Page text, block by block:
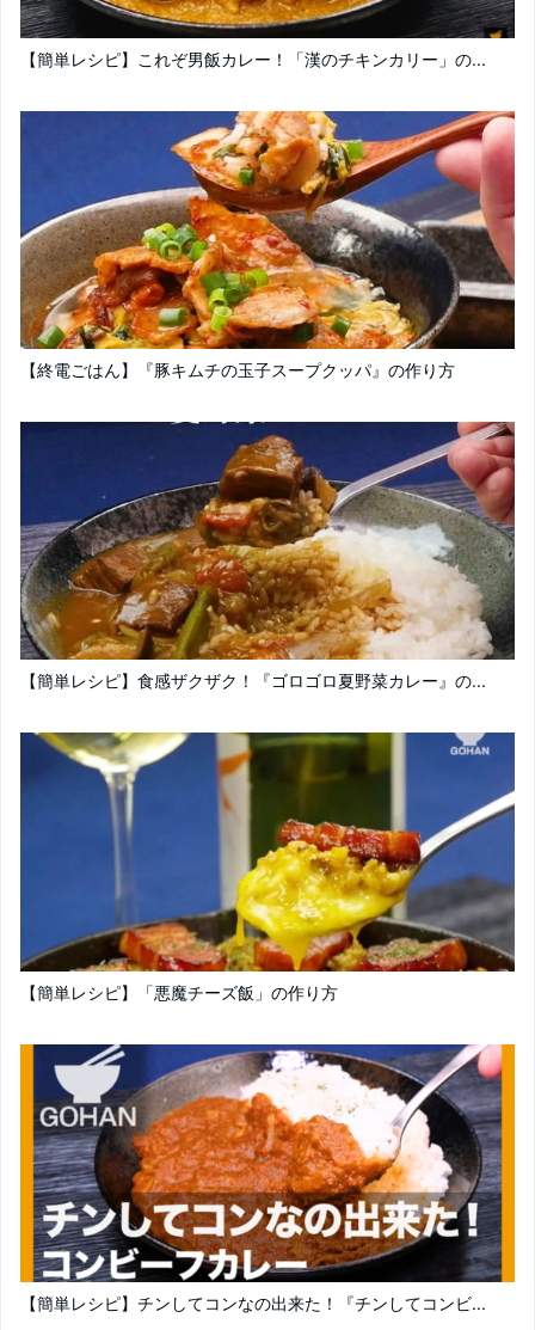
【簡単レシピ】これぞ男飯カレー！「漢のチキンカリー」の...
【終電ごはん】『豚キムチの玉子スープクッパ』の作り方
【簡単レシピ】食感ザクザク！『ゴロゴロ夏野菜カレー』の...
【簡単レシピ】「悪魔チーズ飯」の作り方
【簡単レシピ】チンしてコンなの出来た！『チンしてコンビ...